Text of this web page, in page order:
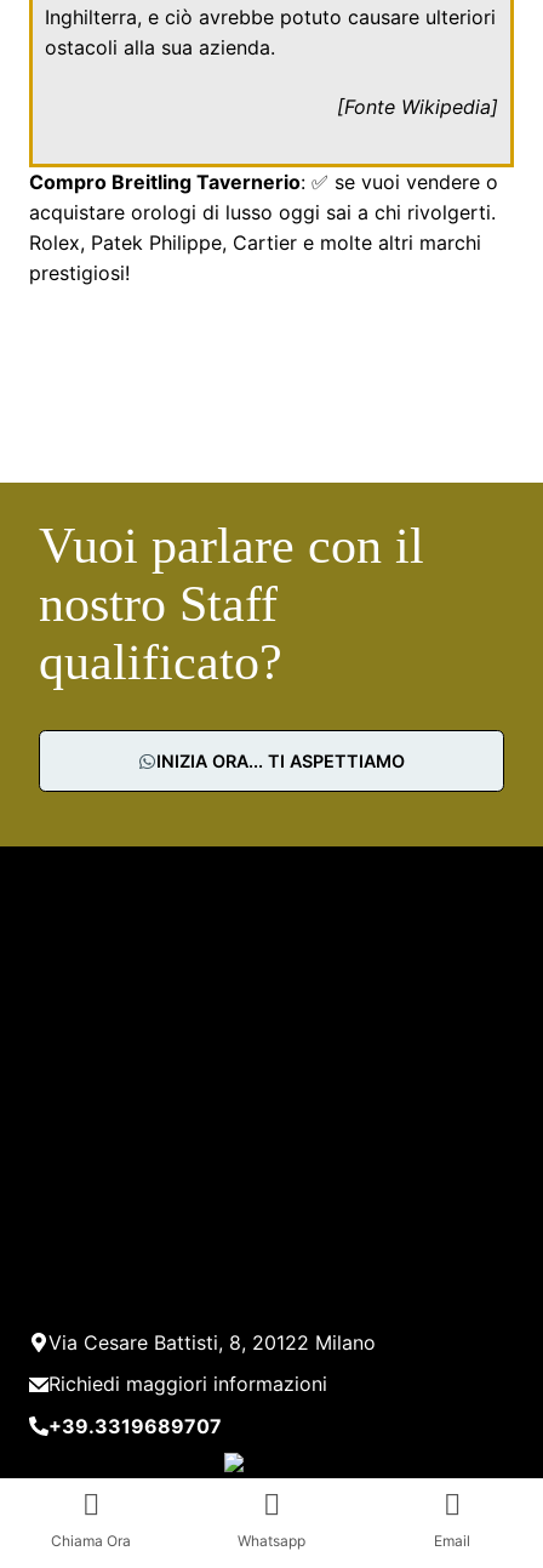
Inghilterra, e ciò avrebbe potuto causare ulteriori
ostacoli alla sua azienda.
[Fonte Wikipedia]
Compro Breitling Tavernerio: ✅ se vuoi vendere o
acquistare orologi di lusso oggi sai a chi rivolgerti.
Rolex, Patek Philippe, Cartier e molte altri marchi
prestigiosi!
Vuoi parlare con il
nostro Staff
qualificato?
INIZIA ORA... TI ASPETTIAMO
Via Cesare Battisti, 8, 20122 Milano
Richiedi maggiori informazioni
+39.3319689707
Chiama Ora Whatsapp Email